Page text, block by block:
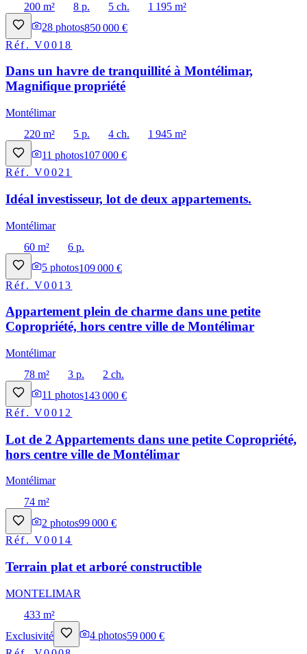
200 m²
8 p. 5 ch.
1 195 m²
28 photos850 000 €
Réf.V0018
Dans un havre de tranquillité à Montélimar,
Magnifique propriété
Montélimar
220 m²
5 p. 4 ch.
1 945 m²
11 photos107 000 €
Réf.V0021
Idéal investisseur, lot de deux appartements.
Montélimar
60 m²
6 p.
5 photos109 000 €
Réf.V0013
Appartement plein de charme dans une petite
Copropriété, hors centre ville de Montélimar
Montélimar
78 m²
3 p.
2 ch.
11 photos143 000 €
Réf.V0012
Lot de 2 Appartements dans une petite Copropriété,
hors centre ville de Montélimar
Montélimar
74 m²
2 photos99 000 €
Réf.V0014
Terrain plat et arboré constructible
MONTELIMAR
433 m²
Exclusivité
4 photos59 000 €